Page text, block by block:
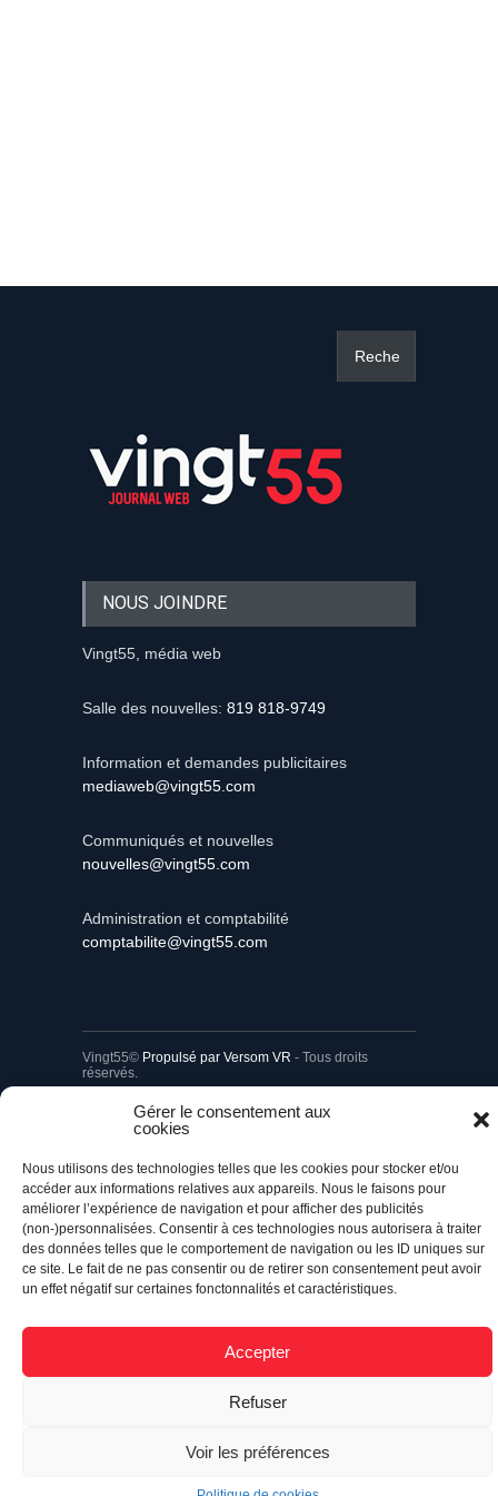
Gérer le consentement aux
cookies
Nous utilisons des technologies telles que les cookies pour stocker et/ou
accéder aux informations relatives aux appareils. Nous le faisons pour
améliorer l’expérience de navigation et pour afficher des publicités
(non-)personnalisées. Consentir à ces technologies nous autorisera à traiter
des données telles que le comportement de navigation ou les ID uniques sur
ce site. Le fait de ne pas consentir ou de retirer son consentement peut avoir
un effet négatif sur certaines fonctonnalités et caractéristiques.
Accepter
Refuser
Voir les préférences
NOUS JOINDRE
Vingt55, média web
Salle des nouvelles: 819 818-9749
Information et demandes publicitaires
mediaweb@vingt55.com
Communiqués et nouvelles
nouvelles@vingt55.com
Administration et comptabilité
comptabilite@vingt55.com
Vingt55© Propulsé par Versom VR - Tous droits
réservés.